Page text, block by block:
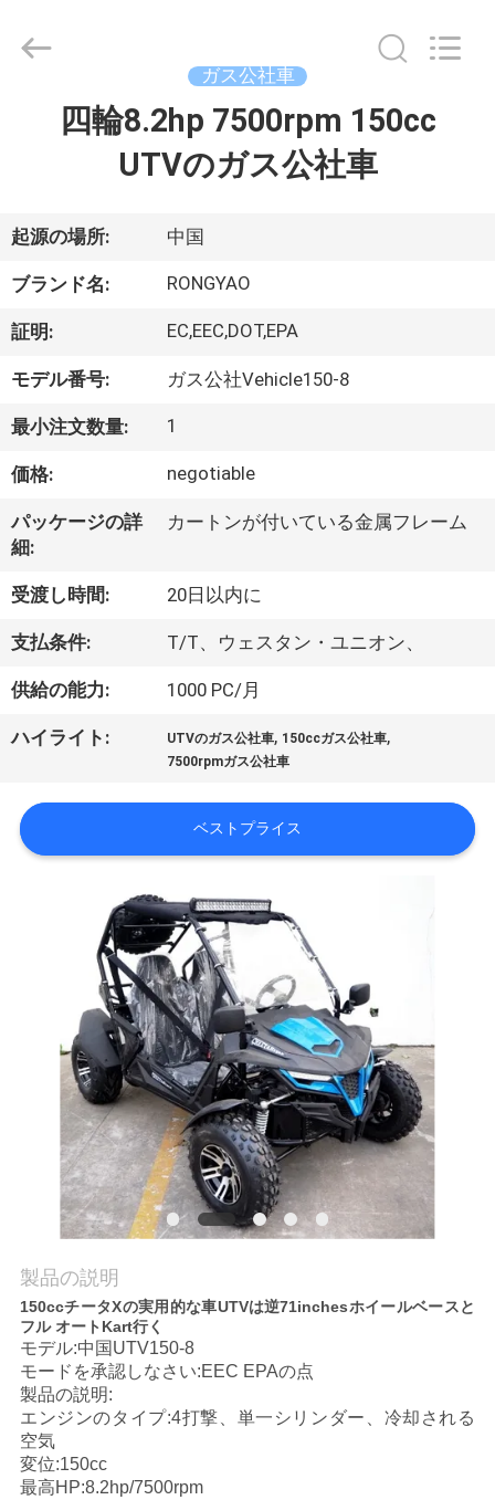
ロ
ダ
ク
ト
達
に
つ
い
て
工
旅
に
連
絡
し
な
さ
Shanghai
Rongyao
ガス公社車
四輪8.2hp 7500rpm 150cc
UTVのガス公社車
起源の場所: 中国
ブランド名: RONGYAO
証明: EC,EEC,DOT,EPA
モデル番号: ガス公社Vehicle150-8
最小注文数量: 1
価格: negotiable
パッケージの詳
細:
カートンが付いている金属フレーム
受渡し時間: 20日以内に
支払条件: T/T、ウェスタン・ユニオン、
供給の能力: 1000 PC/月
ハイライト: UTVのガス公社車, 150ccガス公社車,
7500rpmガス公社車
ベストプライス
製品の説明
150ccチータXの実用的な車UTVは逆71inchesホイールベースと
フル オートKart行く
モデル:中国UTV150-8
モードを承認しなさい:EEC EPAの点
製品の説明:
エンジンのタイプ:4打撃、単一シリンダー、冷却される
空気
変位:150cc
最高HP:8.2hp/7500rpm